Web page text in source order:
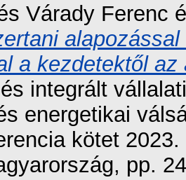
Várady Ferenc
a kezdetektől az
integrált
energetikai
kötet
pp.